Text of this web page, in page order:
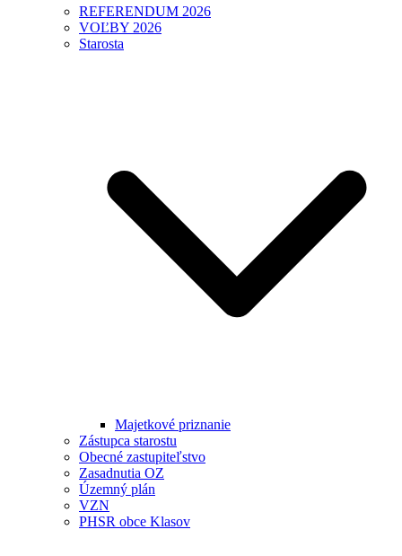
REFERENDUM 2026
VOĽBY 2026
Starosta
Majetkové priznanie
Zástupca starostu
Obecné zastupiteľstvo
Zasadnutia OZ
Územný plán
VZN
PHSR obce Klasov